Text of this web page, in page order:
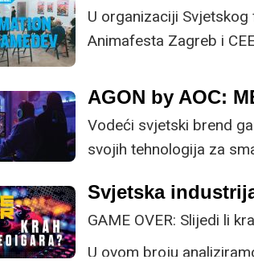
U organizaciji
Animafesta Zagreb i
AGON by AOC:
Vodeći svjetski brend
svojih tehnologija za
uspoređuju s drugim
Svjetska
GAME OVER: Slijedi li
U ovom broju